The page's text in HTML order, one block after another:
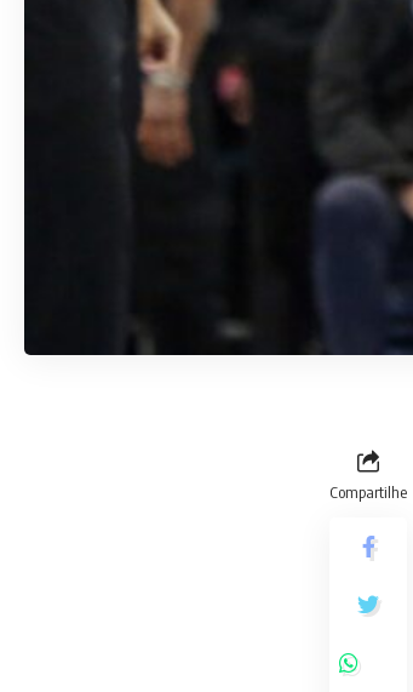
Compartilhe